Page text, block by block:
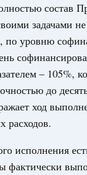
состав
задачами
по уровню
– 105%,
до
ход
расходов.
исполнения
фактически